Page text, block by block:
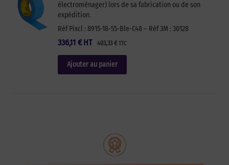
électroménager) lors de sa fabrication ou de son
expédition.
Réf Pixcl : 8915-18-55-Ble-C48 – Réf 3M : 30128
336,11 € 403,33 €TTC
HT
Ajouter au panier